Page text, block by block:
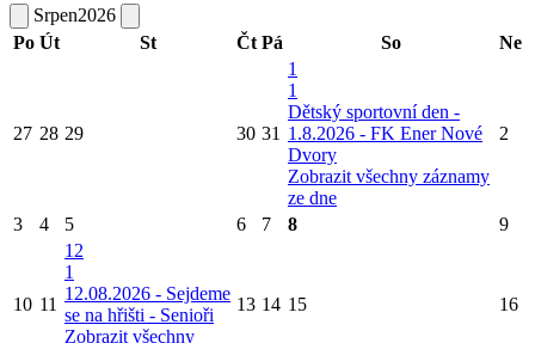
Srpen2026
Po Út St Čt Pá So Ne
27 28 29 30 31
1
1
Dětský sportovní den -
1.8.2026 - FK Ener Nové
Dvory
Zobrazit všechny záznamy
ze dne
2
3 4 5 6 7 8 9
10 11
12
1
12.08.2026 - Sejdeme
se na hřišti - Senioři
Zobrazit všechny
13 14 15 16